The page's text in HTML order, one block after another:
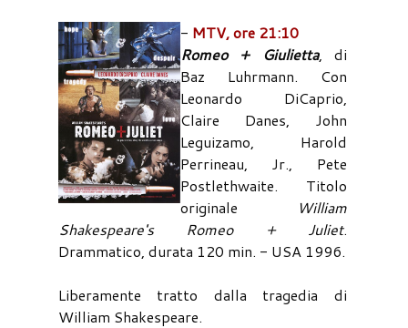
- MTV, ore 21:10
Romeo + Giulietta, di
Baz Luhrmann. Con
Leonardo DiCaprio,
Claire Danes, John
Leguizamo, Harold
Perrineau, Jr., Pete
Postlethwaite. Titolo
originale
William
Shakespeare's Romeo + Juliet.
Drammatico, durata 120 min. - USA 1996.
Liberamente tratto dalla tragedia di
William Shakespeare.